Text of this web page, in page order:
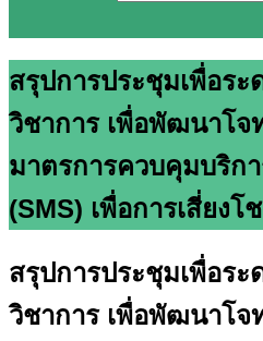
สรุปการประชุมเพื่อระ
วิชาการ เพื่อพัฒนาโจ
มาตรการควบคุมบริก
(SMS) เพื่อการเสี่ยงโ
สรุปการประชุมเพื่อระ
วิชาการ เพื่อพัฒนาโจ